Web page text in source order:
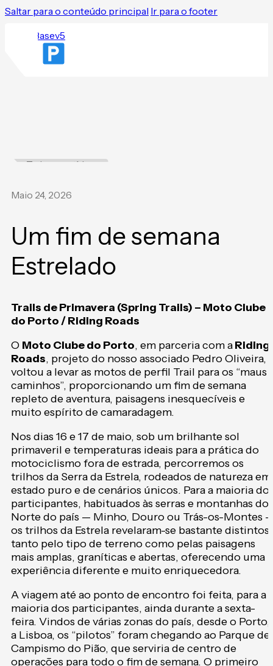
Saltar para o conteúdo principal Ir para o footer
Todas as notícias
Maio 24, 2026
Um fim de semana
Estrelado
Trails de Primavera (Spring Trails) – Moto Clube
do Porto / Riding Roads
O Moto Clube do Porto, em parceria com aRiding
Roads, projeto do nosso associado Pedro Oliveira,
voltou a levar as motos de perfil Trail para os “maus
caminhos”, proporcionando um fim de semana
repleto de aventura, paisagens inesquecíveis e
muito espírito de camaradagem.
Nos dias 16 e 17 de maio, sob um brilhante sol
primaveril e temperaturas ideais para a prática do
motociclismo fora de estrada, percorremos os
trilhos da Serra da Estrela, rodeados de natureza em
estado puro e de cenários únicos. Para a maioria
participantes, habituados às serras e montanhas do
Norte do país — Minho, Douro ou Trás-os-Montes
os trilhos da Estrela revelaram-se bastante distintos,
tanto pelo tipo de terreno como pelas paisagens
mais amplas, graníticas e abertas, oferecendo uma
experiência diferente e muito enriquecedora.
A viagem até ao ponto de encontro foi feita, para a
maioria dos participantes, ainda durante a sexta-
feira. Vindos de várias zonas do país, desde o Porto,
a Lisboa, os “pilotos” foram chegando ao Parque de
Campismo do Pião, que serviria de centro de
operações para todo o fim de semana. O primeiro